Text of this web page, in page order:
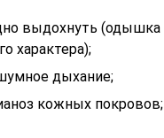
выдохнуть (одышка
характера);
дыхание;
кожных покровов;